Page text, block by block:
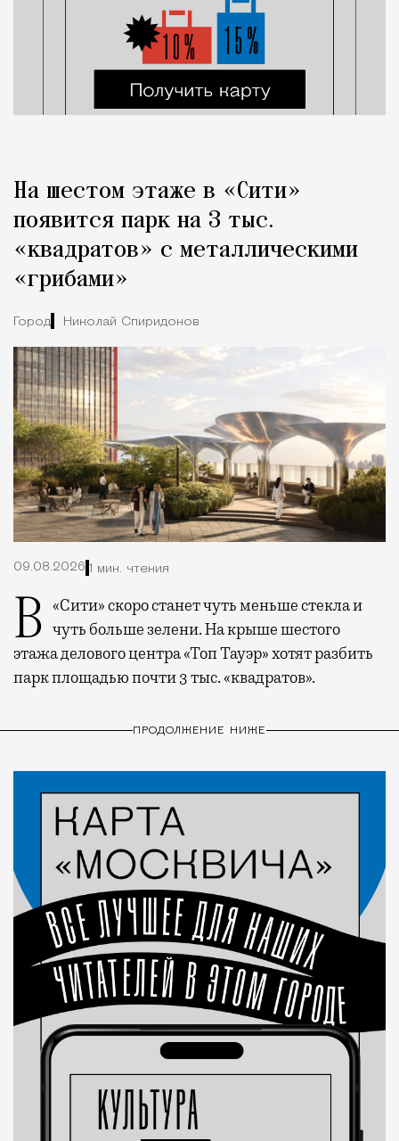
На шестом этаже в «Сити»
появится парк на 3 тыс.
«квадратов» с металлическими
«грибами»
Город Николай Спиридонов
09.08.2026 1 мин. чтения
В «Сити» скоро станет чуть меньше стекла и чуть больше зелени. На крыше шестого
этажа делового центра «Топ Тауэр» хотят разбить
парк площадью почти 3 тыс. «квадратов».
ПРОДОЛЖЕНИЕ НИЖЕ